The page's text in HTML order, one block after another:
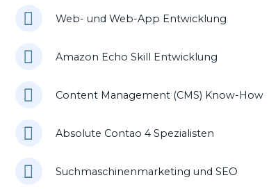
Web- und Web-App Entwicklung
Amazon Echo Skill Entwicklung
Content Management (CMS) Know-How
Absolute Contao 4 Spezialisten
Suchmaschinenmarketing und SEO